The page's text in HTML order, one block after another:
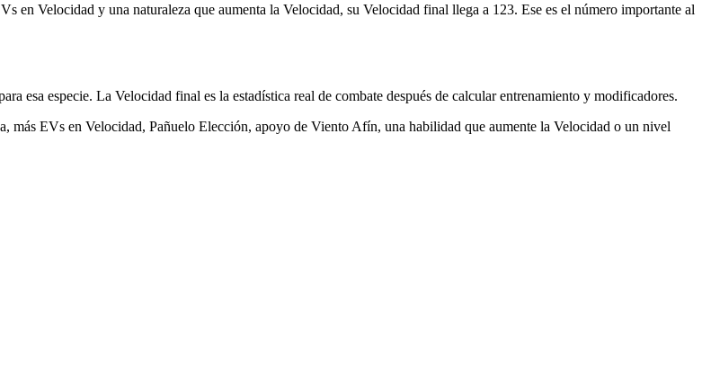
en Velocidad y una naturaleza que aumenta la Velocidad, su Velocidad final llega a 123. Ese es el número importante al
esa especie. La Velocidad final es la estadística real de combate después de calcular entrenamiento y modificadores.
más EVs en Velocidad, Pañuelo Elección, apoyo de Viento Afín, una habilidad que aumente la Velocidad o un nivel